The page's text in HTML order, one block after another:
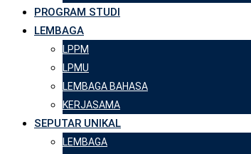
PROGRAM STUDI
LEMBAGA
LPPM
LPMU
LEMBAGA BAHASA
KERJASAMA
SEPUTAR UNIKAL
LEMBAGA